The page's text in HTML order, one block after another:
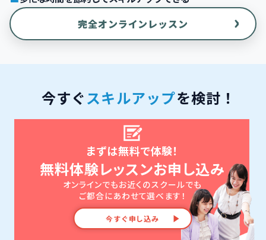
完全オンラインレッスン
›
今すぐスキルアップを検討！
まずは無料で体験！
無料体験レッスンお申し込み
オンラインでもお近くのスクールでも
ご都合にあわせて選べます！
今すぐ申し込み